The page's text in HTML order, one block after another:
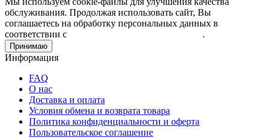
обслуживания. Продолжая использовать сайт, Вы
соглашаетесь на обработку персональных данных в
соответствии с
.
Принимаю
Информация
FAQ
О нас
Доставка и оплата
Условия обмена и возврата товара
Политика конфиденциальности и оферта
Пользовательское соглашение